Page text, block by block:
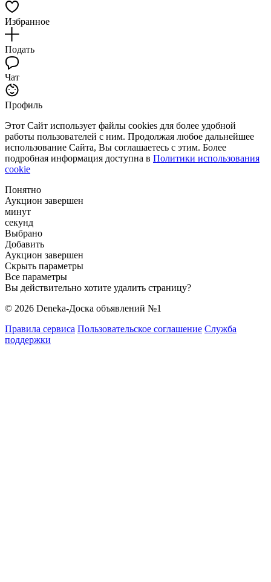
Избранное
Подать
Чат
Профиль
Этот Сайт использует файлы cookies для более удобной
работы пользователей с ним. Продолжая любое дальнейшее
использование Сайта, Вы соглашаетесь с этим. Более
подробная информация доступна в Политики использования
cookie
Понятно
Аукцион завершен
минут
секунд
Выбрано
Добавить
Аукцион завершен
Скрыть параметры
Все параметры
Вы действительно хотите удалить страницу?
© 2026 Deneka-Доска объявлений №1
Правила сервиса Пользовательское соглашение Служба
поддержки